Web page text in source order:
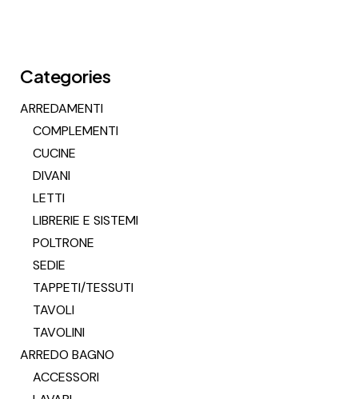
Categories
ARREDAMENTI
COMPLEMENTI
CUCINE
DIVANI
LETTI
LIBRERIE E SISTEMI
POLTRONE
SEDIE
TAPPETI/TESSUTI
TAVOLI
TAVOLINI
ARREDO BAGNO
ACCESSORI